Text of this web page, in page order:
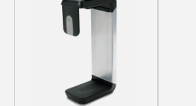
SIGN IN WITH SSO
¿Ha olvidado su
Region